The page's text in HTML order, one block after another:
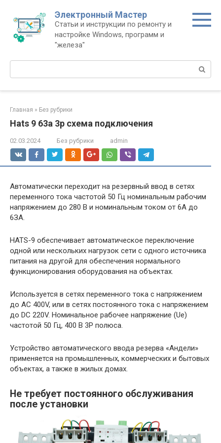
контенту
Электронный Мастер
Статьи и инструкции по ремонту и
настройке Windows, программ и
"железа"
Поиск:
Главная » Без рубрики
Hats 9 63a 3p схема подключения
02.03.2024 Без рубрики admin
Автоматически переходит на резервный ввод в сетях
переменного тока частотой 50 Гц номинальным рабочим
напряжением до 280 В и номинальным током от 6А до
6ЗА.
HATS-9 обеспечивает автоматическое переключение
одной или нескольких нагрузок сети с одного источника
питания на другой для обеспечения нормального
функционирования оборудования на объектах.
Используется в сетях переменного тока с напряжением
до АС 400V, или в сетях постоянного тока с напряжением
до DC 220V. Номинальное рабочее напряжение (Ue)
частотой 50 Гц, 400 В 3Р полюса.
Устройство автоматического ввода резерва «Андели»
применяется на промышленных, коммерческих и бытовых
объектах, а также в жилых домах.
Не требует постоянного обслуживания
после установки